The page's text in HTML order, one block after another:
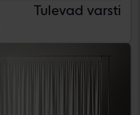
Tulevad varsti